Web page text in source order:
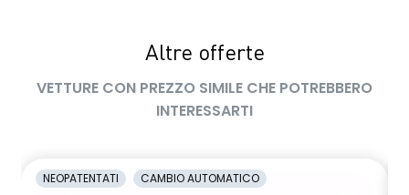
Altre offerte
VETTURE CON PREZZO SIMILE CHE POTREBBERO
INTERESSARTI
NEOPATENTATI CAMBIO AUTOMATICO